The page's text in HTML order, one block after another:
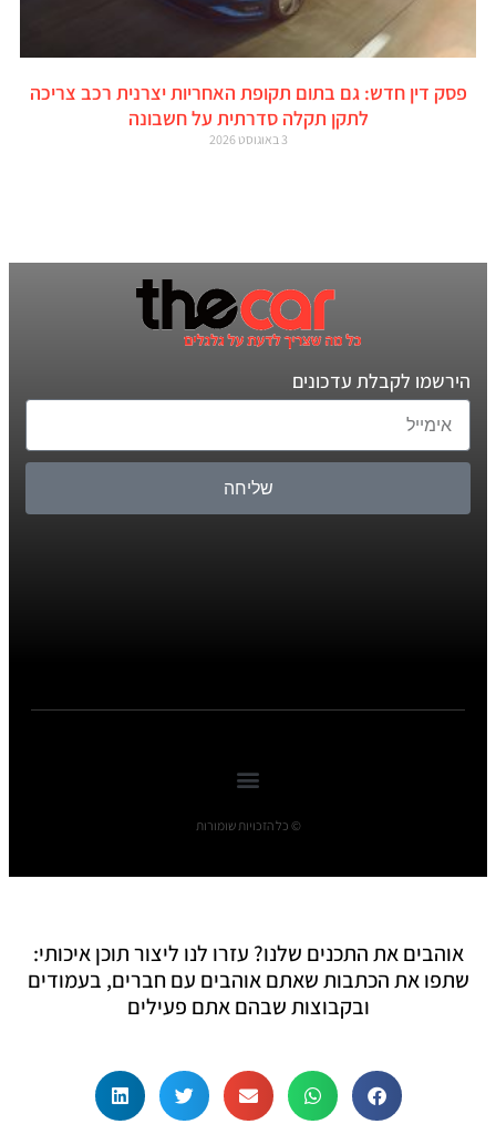
פסק דין חדש: גם בתום תקופת האחריות יצרנית רכב צריכה
לתקן תקלה סדרתית על חשבונה
3 באוגוסט 2026
הירשמו לקבלת עדכונים
שליחה
© כל הזכויות שומורות
אוהבים את התכנים שלנו? עזרו לנו ליצור תוכן איכותי:
שתפו את הכתבות שאתם אוהבים עם חברים, בעמודים
ובקבוצות שבהם אתם פעילים